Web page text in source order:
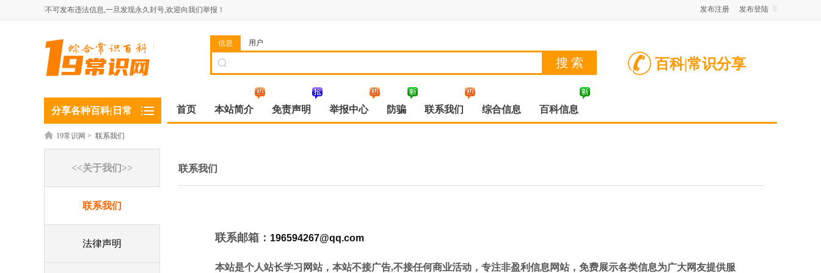
不可发布违法信息,一旦发现永久封号,欢迎向我们举报！ 发布登陆
发布注册
百科|常识分享
信息 用户
分享各种百科|日常 首页 本站简介 免责声明 举报中心 防骗 联系我们 综合信息 百科信息
19常识网 > 联系我们
<<关于我们>>
联系我们
法律声明
联系我们
联系邮箱： 196594267@qq.com
本站是个人站长学习网站，本站不接广告,不接任何商业活动，专注非盈利信息网站，免费展示各类信息为广大网友提供服